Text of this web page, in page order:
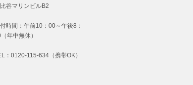
谷マリンビルB2
時間：午前10：00～午後8：
年中無休）
：0120-115-634（携帯OK）